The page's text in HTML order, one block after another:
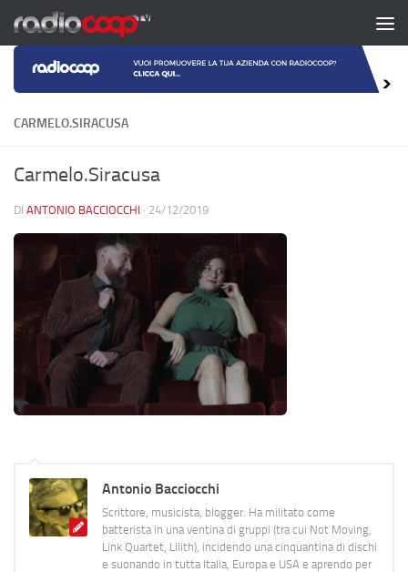
Salta al contenuto
CARMELO.SIRACUSA
Carmelo.Siracusa
DI ANTONIO BACCIOCCHI · 24/12/2019
Antonio Bacciocchi
Scrittore, musicista, blogger. Ha militato come
batterista in una ventina di gruppi (tra cui Not Moving,
Link Quartet, Lilith), incidendo una cinquantina di dischi
e suonando in tutta Italia, Europa e USA e aprendo per